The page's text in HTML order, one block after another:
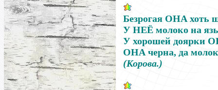
Безрогая ОНА хоть
У НЕЁ молоко на
У хорошей доярки
ОНА черна, да
(Корова.)